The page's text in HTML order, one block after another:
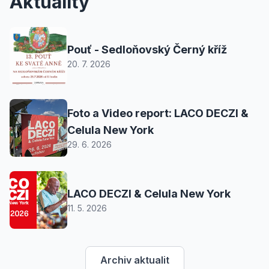
Pouť - Sedloňovský Černý kříž
20. 7. 2026
Foto a Video report: LACO DECZI &
Celula New York
29. 6. 2026
LACO DECZI & Celula New York
11. 5. 2026
Archiv aktualit